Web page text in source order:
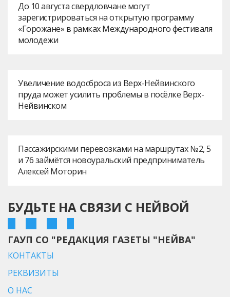
До 10 августа свердловчане могут
зарегистрироваться на открытую программу
«Горожане» в рамках Международного фестиваля
молодежи
Увеличение водосброса из Верх-Нейвинского
пруда может усилить проблемы в посёлке Верх-
Нейвинском
Пассажирскими перевозками на маршрутах № 2, 5
и 76 займётся новоуральский предприниматель
Алексей Моторин
БУДЬТЕ НА СВЯЗИ С НЕЙВОЙ
ГАУП СО "РЕДАКЦИЯ ГАЗЕТЫ "НЕЙВА"
КОНТАКТЫ
РЕКВИЗИТЫ
О НАС